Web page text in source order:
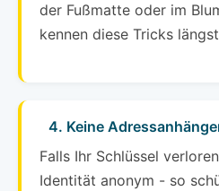
der Fußmatte oder im
kennen diese Tricks
4. Keine
Falls Ihr Schlüssel
Identität anonym - so